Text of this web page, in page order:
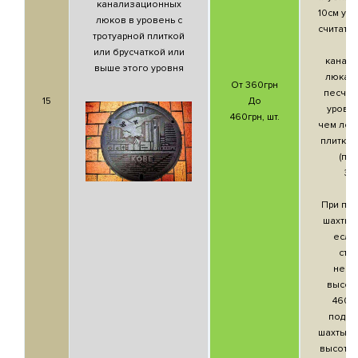
15
канализационных
люков в уровень с
тротуарной плиткой
или брусчаткой или
выше этого уровня
От 360грн
До
460грн, шт.
10см
люка
чем
плитка
(по
При
шахты:
если
шахты
высоту